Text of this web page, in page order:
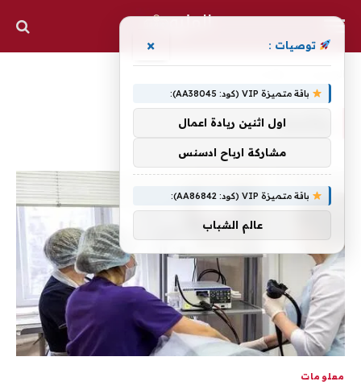
والأمعاء
معلومات
توصيات : ×
باقة متميزة VIP (كود: AA38045):
اول اثنين ريادة اعمال
مشاركة ارباح ادسنس
باقة متميزة VIP (كود: AA86842):
عالم الشباب